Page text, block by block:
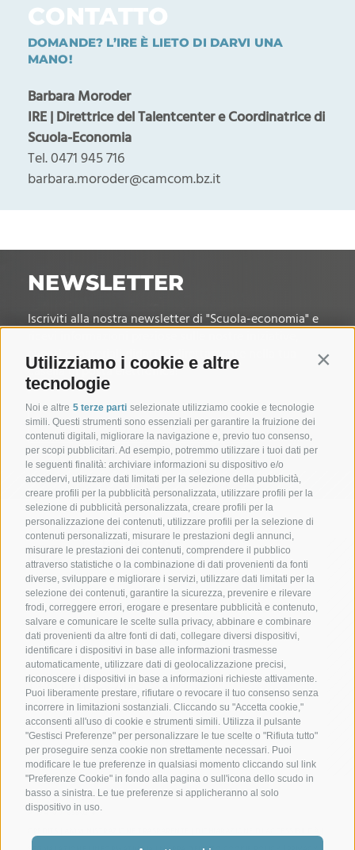
Utilizziamo i cookie e altre
tecnologie
Noi e altre 5 terze parti selezionate utilizziamo cookie e tecnologie
simili. Questi strumenti sono essenziali per garantire la fruizione dei
contenuti digitali, migliorare la navigazione e, previo tuo consenso,
per scopi pubblicitari. Ad esempio, potremmo utilizzare i tuoi dati per
le seguenti finalità: archiviare informazioni su dispositivo e/o
accedervi, utilizzare dati limitati per la selezione della pubblicità,
creare profili per la pubblicità personalizzata, utilizzare profili per la
selezione di pubblicità personalizzata, creare profili per la
personalizzazione dei contenuti, utilizzare profili per la selezione di
contenuti personalizzati, misurare le prestazioni degli annunci,
misurare le prestazioni dei contenuti, comprendere il pubblico
attraverso statistiche o la combinazione di dati provenienti da fonti
diverse, sviluppare e migliorare i servizi, utilizzare dati limitati per la
selezione dei contenuti, garantire la sicurezza, prevenire e rilevare
frodi, correggere errori, erogare e presentare pubblicità e contenuto,
salvare e comunicare le scelte sulla privacy, abbinare e combinare
dati provenienti da altre fonti di dati, collegare diversi dispositivi,
identificare i dispositivi in base alle informazioni trasmesse
automaticamente, utilizzare dati di geolocalizzazione precisi,
riconoscere i dispositivi in base a informazioni richieste attivamente.
Puoi liberamente prestare, rifiutare o revocare il tuo consenso senza
incorrere in limitazioni sostanziali. Cliccando su "Accetta cookie,"
acconsenti all'uso di cookie e strumenti simili. Utilizza il pulsante
"Gestisci Preferenze" per personalizzare le tue scelte o "Rifiuta tutto"
per proseguire senza cookie non strettamente necessari. Puoi
modificare le tue preferenze in qualsiasi momento cliccando sul link
"Preferenze Cookie" in fondo alla pagina o sull'icona dello scudo in
basso a sinistra. Le tue preferenze si applicheranno al solo
dispositivo in uso.
CONTATTO
DOMANDE? L’IRE È LIETO DI DARVI UNA
MANO!
Barbara Moroder
IRE | Direttrice del Talentcenter e Coordinatrice di
Scuola-Economia
Tel. 0471 945 716
barbara.moroder@camcom.bz.it
NEWSLETTER
Iscriviti alla nostra newsletter di "Scuola-economia" e
eventi e materiali didattici direttamente nella tua
casella di posta elettronica!
ISCRIVITI ALLA NEWSLETTER
I-39100 Bolzano
via Alto Adige 60
T +39 0471 945 708
ire@camcom.bz.it
P. IVA: 01716880214